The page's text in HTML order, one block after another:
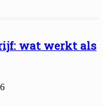
wat werkt als